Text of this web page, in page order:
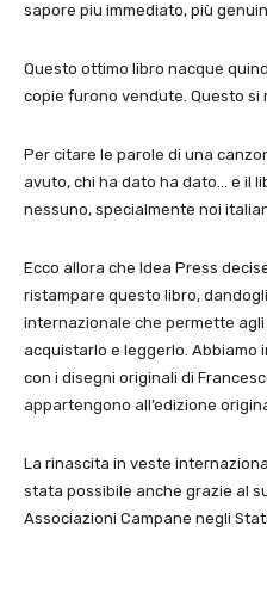
sapore piu immediato, più
Questo ottimo libro nacque
copie furono vendute. Questo si
Per citare le parole di una
avuto, chi ha dato ha dato… e il
nessuno, specialmente noi
Ecco allora che Idea Press
ristampare questo libro,
internazionale che permette
acquistarlo e leggerlo. Abbiamo
con i disegni originali di
appartengono all’edizione
La rinascita in veste
stata possibile anche grazie al
Associazioni Campane negli